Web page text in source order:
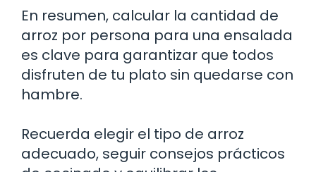
En resumen, calcular la cantidad de
arroz por persona para una ensalada
es clave para garantizar que todos
disfruten de tu plato sin quedarse con
hambre.
Recuerda elegir el tipo de arroz
adecuado, seguir consejos prácticos